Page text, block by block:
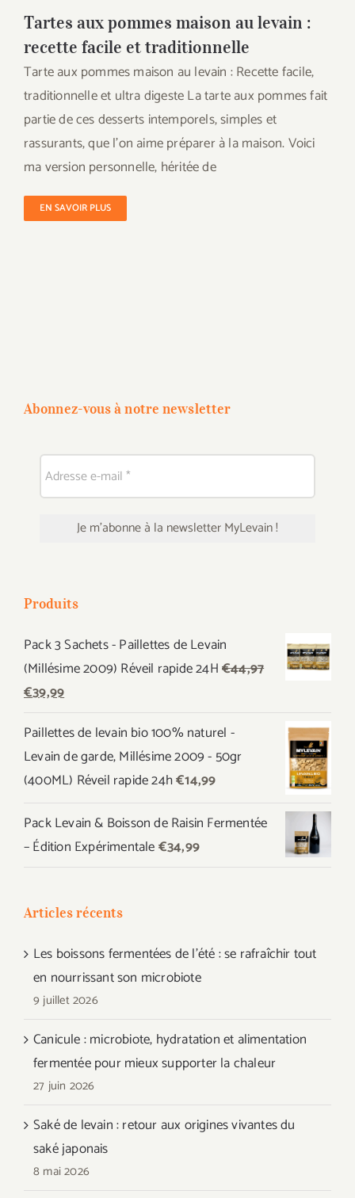
Tartes aux pommes maison au levain :
recette facile et traditionnelle
Tarte aux pommes maison au levain : Recette facile,
traditionnelle et ultra digeste La tarte aux pommes fait
partie de ces desserts intemporels, simples et
rassurants, que l’on aime préparer à la maison. Voici
ma version personnelle, héritée de
EN SAVOIR PLUS
Abonnez-vous à notre newsletter
Produits
Pack 3 Sachets - Paillettes de Levain
(Millésime 2009) Réveil rapide 24H€44,97
Le
initial
était :
€44,97.
€39,99Le
actuel
est :
€39,99.
Paillettes de levain bio 100% naturel -
Levain de garde, Millésime 2009 - 50gr
(400ML) Réveil rapide 24h€14,99
Pack Levain & Boisson de Raisin Fermentée
– Édition Expérimentale€34,99
Articles récents
Les boissons fermentées de l’été : se rafraîchir tout
en nourrissant son microbiote
9 juillet 2026
Canicule : microbiote, hydratation et alimentation
fermentée pour mieux supporter la chaleur
27 juin 2026
Saké de levain : retour aux origines vivantes du
saké japonais
8 mai 2026